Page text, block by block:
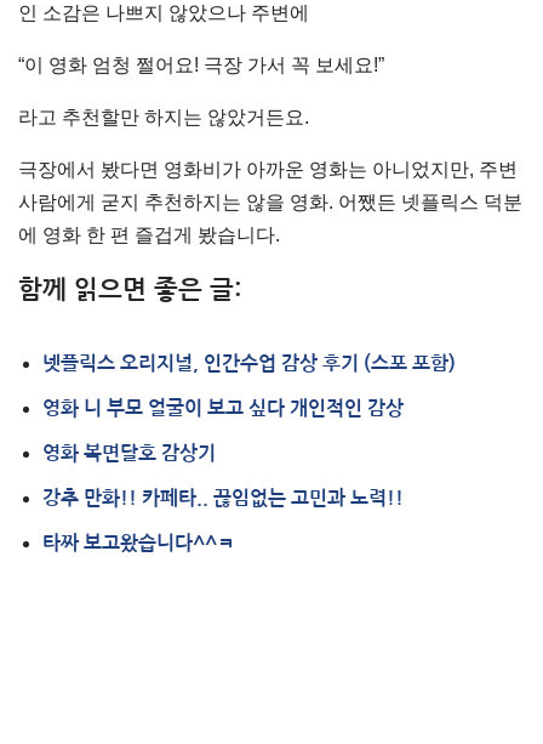
인 소감은 나쁘지 않았으나 주변에
“이 영화 엄청 쩔어요! 극장 가서 꼭 보세요!”
라고 추천할만 하지는 않았거든요.
극장에서 봤다면 영화비가 아까운 영화는 아니었지만, 주변
사람에게 굳지 추천하지는 않을 영화. 어쨌든 넷플릭스 덕분
에 영화 한 편 즐겁게 봤습니다.
함께 읽으면 좋은 글:
넷플릭스 오리지널, 인간수업 감상 후기 (스포 포함)
영화 니 부모 얼굴이 보고 싶다 개인적인 감상
영화 복면달호 감상기
강추 만화!! 카페타.. 끊임없는 고민과 노력!!
타짜 보고왔습니다^^ㅋ